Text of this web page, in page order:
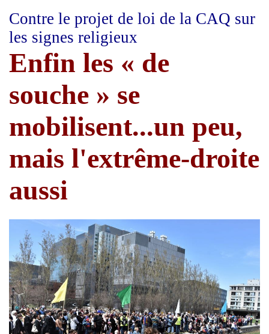
Contre le projet de loi de la CAQ sur
les signes religieux
Enfin les « de
souche » se
mobilisent...un peu,
mais l'extrême-droite
aussi